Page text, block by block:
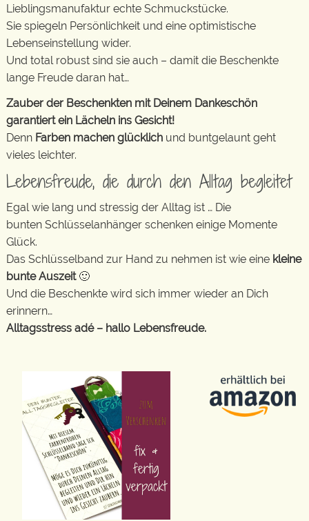
Lieblingsmanufaktur echte Schmuckstücke.
Sie spiegeln Persönlichkeit und eine optimistische
Lebenseinstellung wider.
Und total robust sind sie auch – damit die Beschenkte
lange Freude daran hat…
Zauber der Beschenkten mit Deinem Dankeschön
garantiert ein Lächeln ins Gesicht!
Denn Farben machen glücklich und buntgelaunt geht
vieles leichter.
Lebensfreude, die durch den Alltag begleitet
Egal wie lang und stressig der Alltag ist … Die
bunten Schlüsselanhänger schenken einige Momente
Glück.
Das Schlüsselband zur Hand zu nehmen ist wie eine kleine
bunte Auszeit🙂
Und die Beschenkte wird sich immer wieder an Dich
erinnern…
Alltagsstress adé – hallo Lebensfreude.